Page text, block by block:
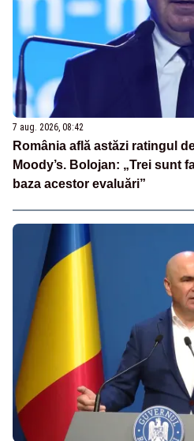
7 aug. 2026, 08:42
România află astăzi ratingul
Moody’s. Bolojan: „Trei sunt
baza acestor evaluări”